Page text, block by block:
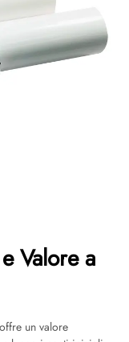
Valore a
un valore